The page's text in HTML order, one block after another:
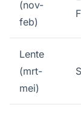
(nov-
feb)
Lente
(mrt-
mei)